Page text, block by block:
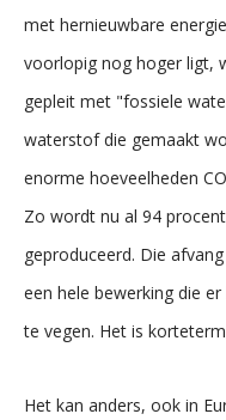
met hernieuwbare
voorlopig nog hoger ligt,
gepleit met "fossiele
waterstof die gemaakt
enorme hoeveelheden
Zo wordt nu al 94
geproduceerd. Die
een hele bewerking die
te vegen. Het is
Het kan anders, ook in